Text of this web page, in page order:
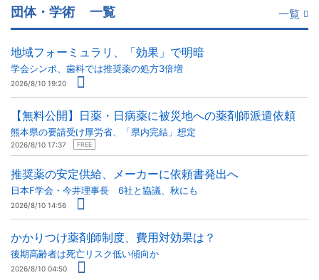
団体・学術 一覧 一覧
地域フォーミュラリ、「効果」で明暗
学会シンポ、歯科では推奨薬の処方3倍増
2026/8/10 19:20
【無料公開】日薬・日病薬に被災地への薬剤師派遣依頼
熊本県の要請受け厚労省、「県内完結」想定
2026/8/10 17:37 FREE
推奨薬の安定供給、メーカーに依頼書発出へ
日本F学会・今井理事長 6社と協議、秋にも
2026/8/10 14:56
かかりつけ薬剤師制度、費用対効果は？
後期高齢者は死亡リスク低い傾向か
2026/8/10 04:50